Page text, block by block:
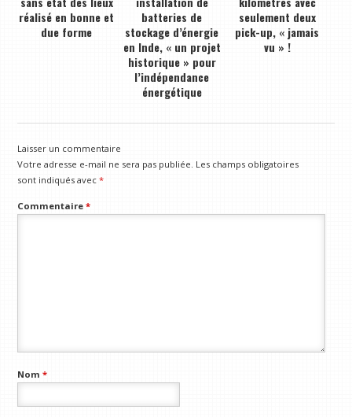
réalisé en bonne et
due forme
batteries de
stockage d’énergie
en Inde, « un projet
historique » pour
l’indépendance
énergétique
seulement deux
pick-up, « jamais
vu » !
Laisser un commentaire
Votre adresse e-mail ne sera pas publiée. Les champs obligatoires
sont indiqués avec*
Commentaire*
Nom*